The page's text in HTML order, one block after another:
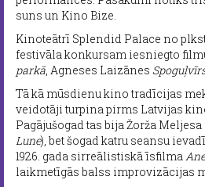
suns un Kino Bize.
Kinoteātrī Splendid Palace no
festivāla konkursam iesniegto
parkā, Agneses Laizānes
Tā kā mūsdienu kino tradīcijas
veidotāji turpina pirms Latvijas
Pagājušogad tas bija Žorža Meljesa
Lune), bet šogad katru seansu
1926. gada sirreālistiskā īsfilma
laikmetīgās balss improvizācijas